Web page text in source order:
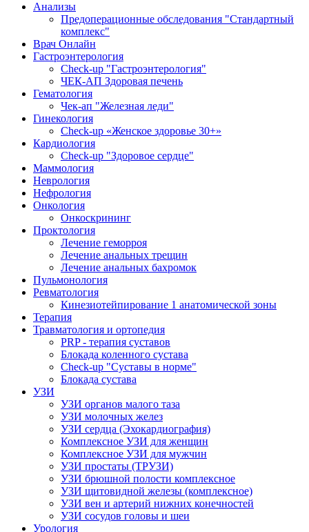
Анализы
Предоперационные обследования "Стандартный
комплекс"
Врач Онлайн
Гастроэнтерология
Check-up "Гастроэнтерология"
ЧЕК-АП Здоровая печень
Гематология
Чек-ап "Железная леди"
Гинекология
Check-up «Женское здоровье 30+»
Кардиология
Check-up "Здоровое сердце"
Маммология
Неврология
Нефрология
Онкология
Онкоскрининг
Проктология
Лечение геморроя
Лечение анальных трещин
Лечение анальных бахромок
Пульмонология
Ревматология
Кинезиотейпирование 1 анатомической зоны
Терапия
Травматология и ортопедия
PRP - терапия суставов
Блокада коленного сустава
Check-up "Суставы в норме"
Блокада сустава
УЗИ
УЗИ органов малого таза
УЗИ молочных желез
УЗИ сердца (Эхокардиография)
Комплексное УЗИ для женщин
Комплексное УЗИ для мужчин
УЗИ простаты (ТРУЗИ)
УЗИ брюшной полости комплексное
УЗИ щитовидной железы (комплексное)
УЗИ вен и артерий нижних конечностей
УЗИ сосудов головы и шеи
Урология